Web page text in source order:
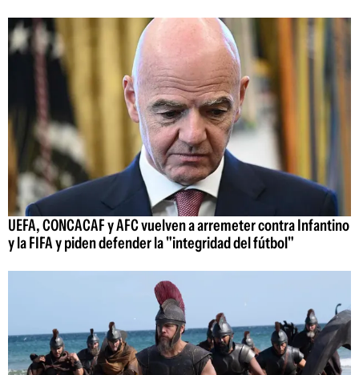
UEFA, CONCACAF y AFC vuelven a arremeter contra Infantino
y la FIFA y piden defender la "integridad del fútbol"